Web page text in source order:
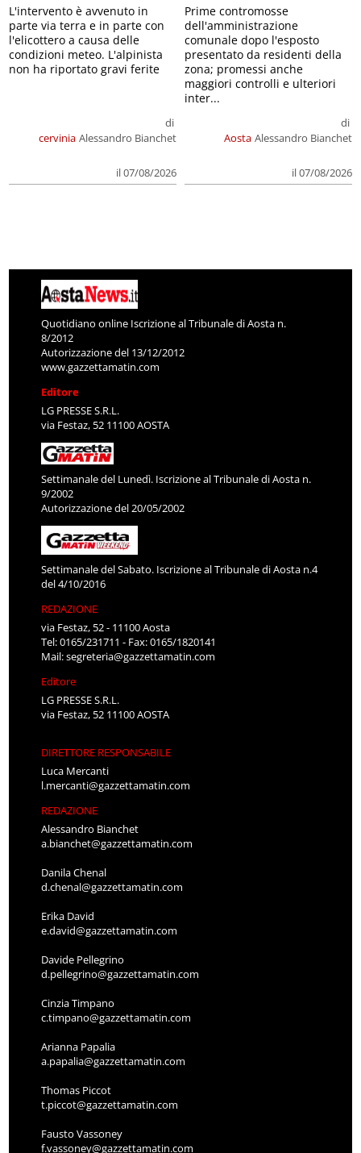
cervinia
di
Alessandro Bianchet
il 07/08/2026
L'intervento è avvenuto in
parte via terra e in parte con
l'elicottero a causa delle
condizioni meteo. L'alpinista
non ha riportato gravi ferite
Aosta
di
Alessandro Bianchet
il 07/08/2026
Prime contromosse
dell'amministrazione
comunale dopo l'esposto
presentato da residenti della
zona; promessi anche
maggiori controlli e ulteriori
inter...
Quotidiano online Iscrizione al Tribunale di Aosta n.
8/2012
Autorizzazione del 13/12/2012
www.gazzettamatin.com
Editore
LG PRESSE S.R.L.
via Festaz, 52 11100 AOSTA
Settimanale del Lunedì. Iscrizione al Tribunale di Aosta n.
9/2002
Autorizzazione del 20/05/2002
Settimanale del Sabato. Iscrizione al Tribunale di Aosta n.4
del 4/10/2016
REDAZIONE
via Festaz, 52 - 11100 Aosta
Tel: 0165/231711 - Fax: 0165/1820141
Mail:segreteria@gazzettamatin.com
Editore
LG PRESSE S.R.L.
via Festaz, 52 11100 AOSTA
DIRETTORE RESPONSABILE
Luca Mercanti
l.mercanti@gazzettamatin.com
REDAZIONE
Alessandro Bianchet
a.bianchet@gazzettamatin.com
Danila Chenal
d.chenal@gazzettamatin.com
Erika David
e.david@gazzettamatin.com
Davide Pellegrino
d.pellegrino@gazzettamatin.com
Cinzia Timpano
c.timpano@gazzettamatin.com
Arianna Papalia
a.papalia@gazzettamatin.com
Thomas Piccot
t.piccot@gazzettamatin.com
Fausto Vassoney
f.vassoney@gazzettamatin.com